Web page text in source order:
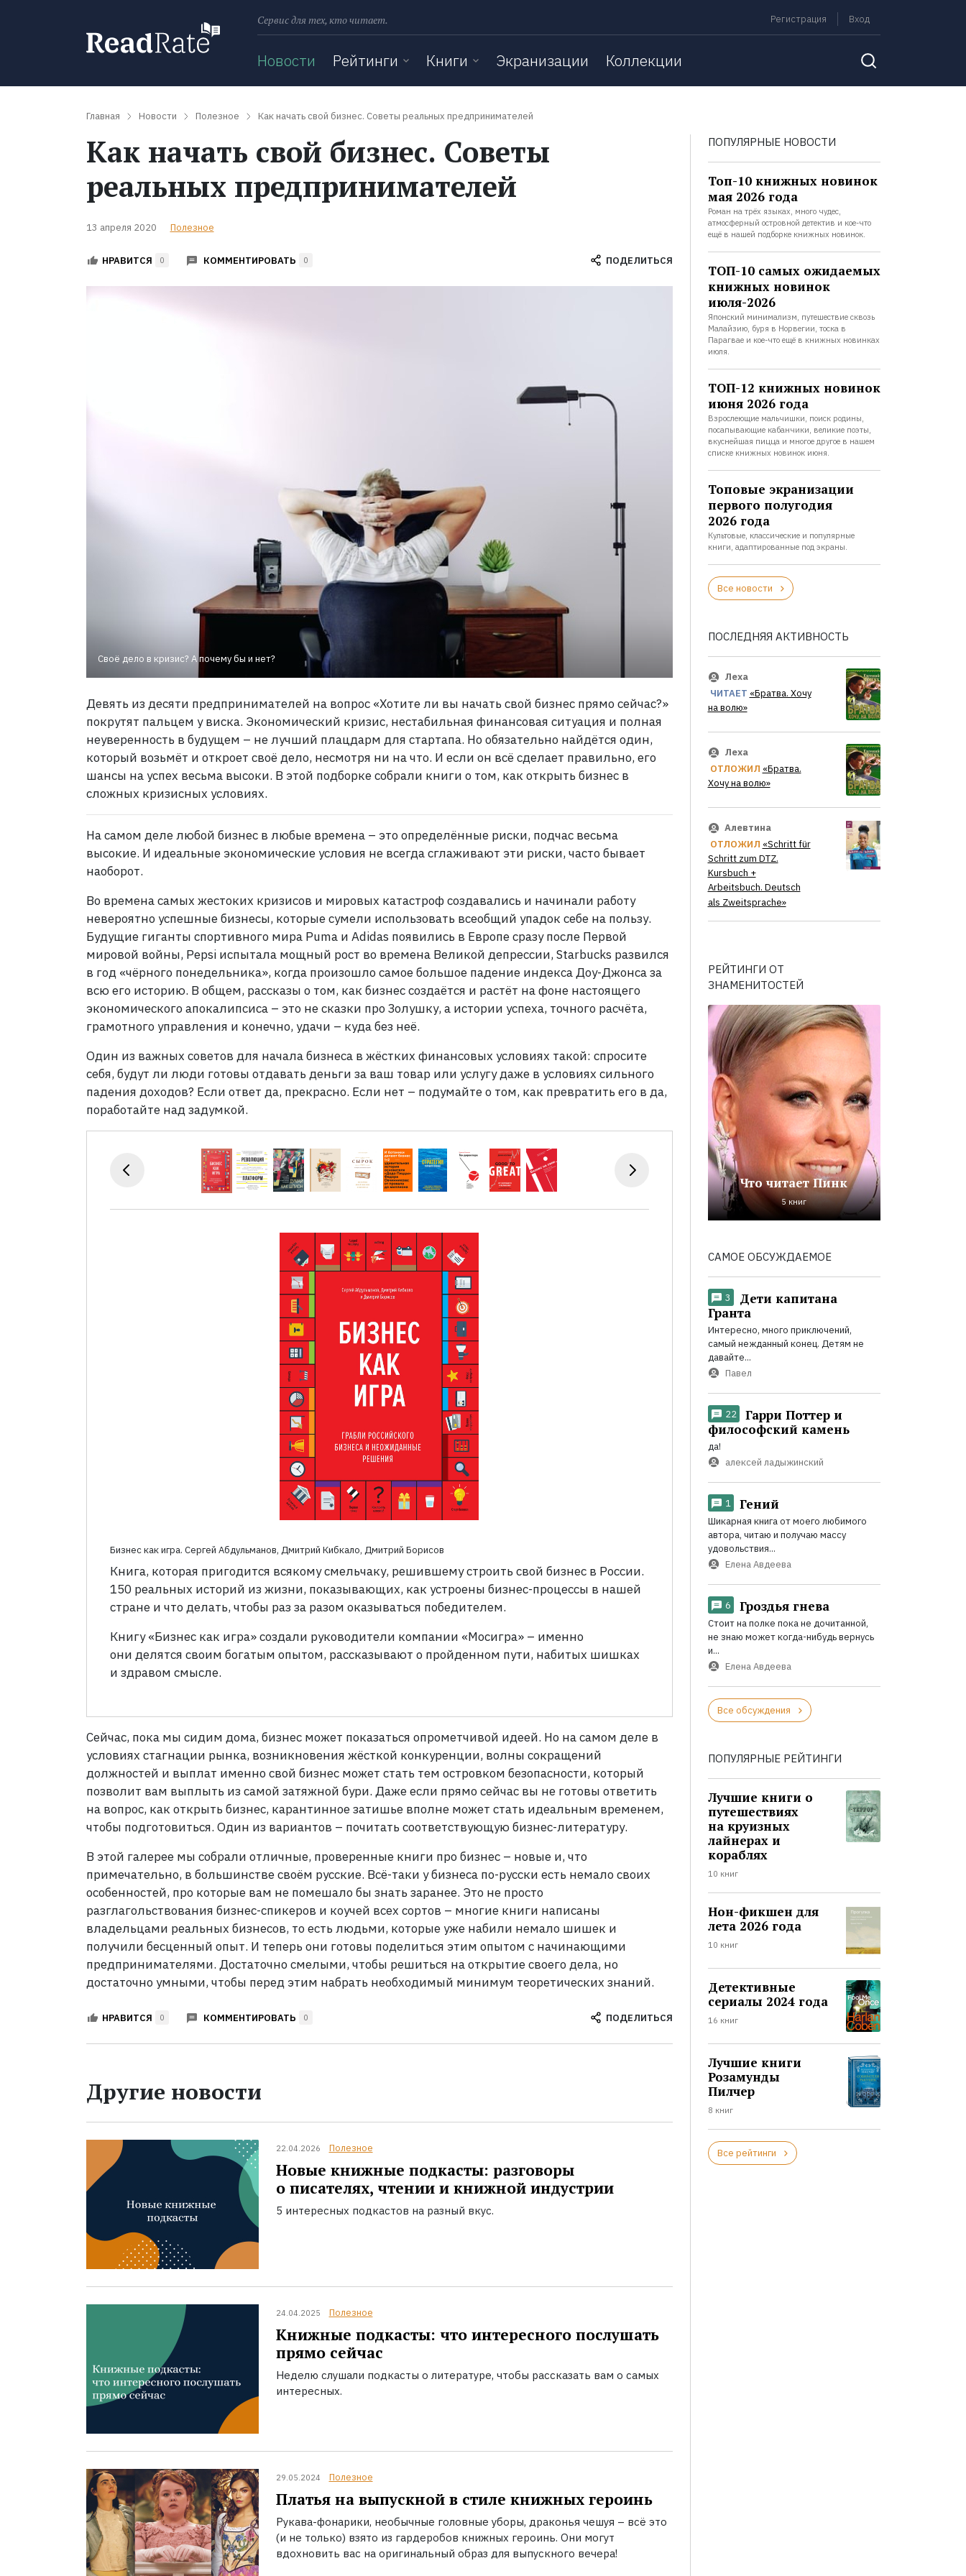
Сервис для тех, кто читает. Регистрация Вход
Новости Рейтинги Книги Экранизации Коллекции
Главная Новости Полезное Как начать свой бизнес. Советы реальных предпринимателей
Как начать свой бизнес. Советы
реальных предпринимателей
13 апреля 2020 Полезное
НРАВИТСЯ 0 КОММЕНТИРОВАТЬ 0 ПОДЕЛИТЬСЯ
Своё дело в кризис? А почему бы и нет?
Девять из десяти предпринимателей на вопрос «Хотите ли вы начать свой бизнес прямо сейчас?»
покрутят пальцем у виска. Экономический кризис, нестабильная финансовая ситуация и полная
неуверенность в будущем – не лучший плацдарм для стартапа. Но обязательно найдётся один,
который возьмёт и откроет своё дело, несмотря ни на что. И если он всё сделает правильно, его
шансы на успех весьма высоки. В этой подборке собрали книги о том, как открыть бизнес в
сложных кризисных условиях.
На самом деле любой бизнес в любые времена – это определённые риски, подчас весьма
высокие. И идеальные экономические условия не всегда сглаживают эти риски, часто бывает
наоборот.
Во времена самых жестоких кризисов и мировых катастроф создавались и начинали работу
невероятно успешные бизнесы, которые сумели использовать всеобщий упадок себе на пользу.
Будущие гиганты спортивного мира Puma и Adidas появились в Европе сразу после Первой
мировой войны, Pepsi испытала мощный рост во времена Великой депрессии, Starbucks развился
в год «чёрного понедельника», когда произошло самое большое падение индекса Доу-Джонса за
всю его историю. В общем, рассказы о том, как бизнес создаётся и растёт на фоне настоящего
экономического апокалипсиса – это не сказки про Золушку, а истории успеха, точного расчёта,
грамотного управления и конечно, удачи – куда без неё.
Один из важных советов для начала бизнеса в жёстких финансовых условиях такой: спросите
себя, будут ли люди готовы отдавать деньги за ваш товар или услугу даже в условиях сильного
падения доходов? Если ответ да, прекрасно. Если нет – подумайте о том, как превратить его в да,
поработайте над задумкой.
Бизнес как игра. Сергей Абдульманов, Дмитрий Кибкало, Дмитрий Борисов
Книга, которая пригодится всякому смельчаку, решившему строить свой бизнес в России.
150 реальных историй из жизни, показывающих, как устроены бизнес-процессы в нашей
стране и что делать, чтобы раз за разом оказываться победителем.
Книгу «Бизнес как игра» создали руководители компании «Мосигра» – именно
они делятся своим богатым опытом, рассказывают о пройденном пути, набитых шишках
и здравом смысле.
Сейчас, пока мы сидим дома, бизнес может показаться опрометчивой идеей. Но на самом деле в
условиях стагнации рынка, возникновения жёсткой конкуренции, волны сокращений
должностей и выплат именно свой бизнес может стать тем островком безопасности, который
позволит вам выплыть из самой затяжной бури. Даже если прямо сейчас вы не готовы ответить
на вопрос, как открыть бизнес, карантинное затишье вполне может стать идеальным временем,
чтобы подготовиться. Один из вариантов – почитать соответствующую бизнес-литературу.
В этой галерее мы собрали отличные, проверенные книги про бизнес – новые и, что
примечательно, в большинстве своём русские. Всё-таки у бизнеса по-русски есть немало своих
особенностей, про которые вам не помешало бы знать заранее. Это не просто
разглагольствования бизнес-спикеров и коучей всех сортов – многие книги написаны
владельцами реальных бизнесов, то есть людьми, которые уже набили немало шишек и
получили бесценный опыт. И теперь они готовы поделиться этим опытом с начинающими
предпринимателями. Достаточно смелыми, чтобы решиться на открытие своего дела, но
достаточно умными, чтобы перед этим набрать необходимый минимум теоретических знаний.
НРАВИТСЯ 0 КОММЕНТИРОВАТЬ 0 ПОДЕЛИТЬСЯ
Другие новости
22.04.2026 Полезное
Новые книжные подкасты: разговоры
о писателях, чтении и книжной индустрии
5 интересных подкастов на разный вкус.
24.04.2025 Полезное
Книжные подкасты: что интересного послушать
прямо сейчас
Неделю слушали подкасты о литературе, чтобы рассказать вам о самых
интересных.
29.05.2024 Полезное
Платья на выпускной в стиле книжных героинь
Рукава-фонарики, необычные головные уборы, драконья чешуя – всё это
(и не только) взято из гардеробов книжных героинь. Они могут
вдохновить вас на оригинальный образ для выпускного вечера!
ПОПУЛЯРНЫЕ НОВОСТИ
Топ-10 книжных новинок
мая 2026 года
Роман на трёх языках, много чудес,
атмосферный островной детектив и кое-что
ещё в нашей подборке книжных новинок.
ТОП-10 самых ожидаемых
книжных новинок
июля-2026
Японский минимализм, путешествие сквозь
Малайзию, буря в Норвегии, тоска в
Парагвае и кое-что ещё в книжных новинках
июля.
ТОП-12 книжных новинок
июня 2026 года
Взрослеющие мальчишки, поиск родины,
посапывающие кабанчики, великие поэты,
вкуснейшая пицца и многое другое в нашем
списке книжных новинок июня.
Топовые экранизации
первого полугодия
2026 года
Культовые, классические и популярные
книги, адаптированные под экраны.
Все новости
ПОСЛЕДНЯЯ АКТИВНОСТЬ
Леха
ЧИТАЕТ «Братва. Хочу
на волю»
Леха
ОТЛОЖИЛ «Братва.
Хочу на волю»
Алевтина
ОТЛОЖИЛ «Schritt für
Schritt zum DTZ.
Kursbuch +
Arbeitsbuch. Deutsch
als Zweitsprache»
РЕЙТИНГИ ОТ
ЗНАМЕНИТОСТЕЙ
Что читает Пинк
5 книг
САМОЕ ОБСУЖДАЕМОЕ
3
Дети капитана
Гранта
Интересно, много приключений,
самый нежданный конец. Детям не
давайте...
Павел
22
Гарри Поттер и
философский камень
да!
алексей ладыжинский
1 Гений
Шикарная книга от моего любимого
автора, читаю и получаю массу
удовольствия...
Елена Авдеева
6 Гроздья гнева
Стоит на полке пока не дочитанной,
не знаю может когда-нибудь вернусь
и...
Елена Авдеева
Все обсуждения
ПОПУЛЯРНЫЕ РЕЙТИНГИ
Лучшие книги о
путешествиях
на круизных
лайнерах и
кораблях
10 книг
Нон-фикшен для
лета 2026 года
10 книг
Детективные
сериалы 2024 года
16 книг
Лучшие книги
Розамунды
Пилчер
8 книг
Все рейтинги